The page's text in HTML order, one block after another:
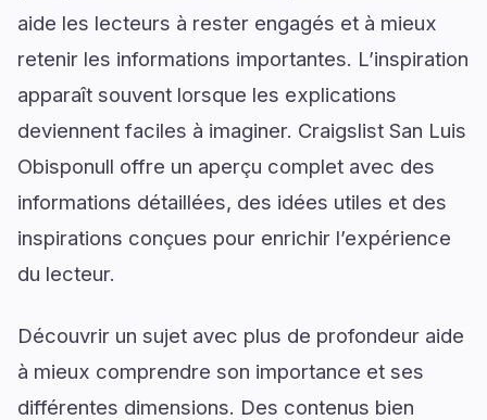
aide les lecteurs à rester engagés et à mieux
retenir les informations importantes. L’inspiration
apparaît souvent lorsque les explications
deviennent faciles à imaginer. Craigslist San Luis
Obisponull offre un aperçu complet avec des
informations détaillées, des idées utiles et des
inspirations conçues pour enrichir l’expérience
du lecteur.
Découvrir un sujet avec plus de profondeur aide
à mieux comprendre son importance et ses
différentes dimensions. Des contenus bien